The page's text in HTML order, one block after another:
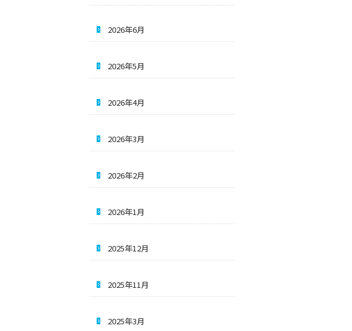
2026年6月
2026年5月
2026年4月
2026年3月
2026年2月
2026年1月
2025年12月
2025年11月
2025年3月